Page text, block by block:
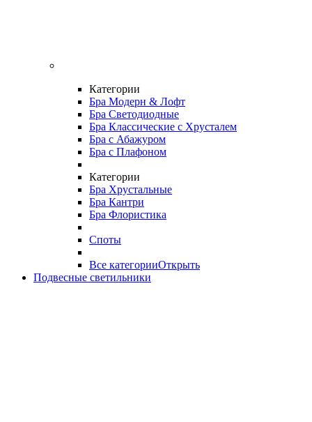
Категории
Бра Модерн & Лофт
Бра Светодиодные
Бра Классические с Хрусталем
Бра с Абажуром
Бра с Плафоном
Категории
Бра Хрустальные
Бра Кантри
Бра Флористика
Споты
Все категорииОткрыть
Подвесные светильники